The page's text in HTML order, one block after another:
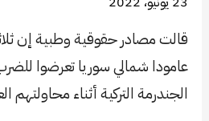
قالت مصادر حقوقية وطبية إن
عامودا شمالي سوريا تعرضوا
الجندرمة التركية أثناء محاولتهم